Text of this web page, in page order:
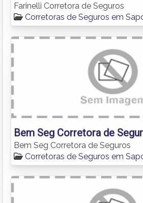
Farinelli Corretora de Seguros
Corretoras de Seguros em
Bem Seg Corretora de
Bem Seg Corretora de Seguros
Corretoras de Seguros em